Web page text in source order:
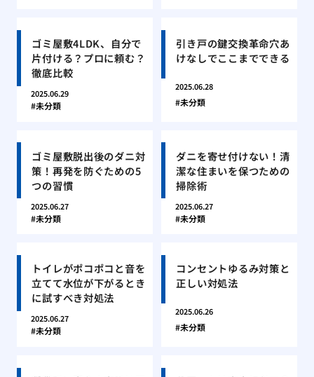
ゴミ屋敷4LDK、自分で
片付ける？プロに頼む？
徹底比較
2025.06.29
未分類
引き戸の鍵交換革命穴あ
けなしでここまでできる
2025.06.28
未分類
ゴミ屋敷脱出後のダニ対
策！再発を防ぐための5
つの習慣
2025.06.27
未分類
ダニを寄せ付けない！清
潔な住まいを保つための
掃除術
2025.06.27
未分類
トイレがポコポコと音を
立てて水位が下がるとき
に試すべき対処法
2025.06.27
未分類
コンセントゆるみ対策と
正しい対処法
2025.06.26
未分類